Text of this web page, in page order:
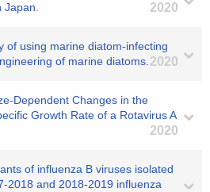
2020
of using marine diatom-infecting
of marine diatoms. 2020
Dependent Changes in the
Growth Rate of a Rotavirus A
2020
of influenza B viruses isolated
2018 and 2018-2019 influenza